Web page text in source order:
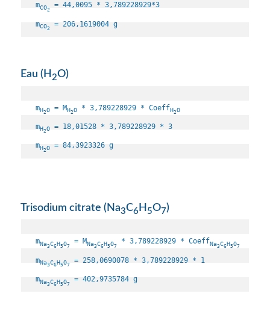
mCO2
= 44,0095 * 3,789228929*3
mCO2
= 206,1619004 g
Eau (H 2O)
mH2O = MH2O * 3,789228929 * CoeffH2O
mH2O = 18,01528 * 3,789228929 * 3
mH2O = 84,3923326 g
Trisodium citrate (Na3C6 H 5O7)
mNa3C6H5O7
= MNa3C6H5O7
* 3,789228929 * CoeffNa3C6H5O7
mNa3C6H5O7
= 258,0690078 * 3,789228929 * 1
mNa3C6H5O7
= 402,9735784 g